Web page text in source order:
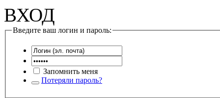
ВХОД
Введите ваш логин и пароль:
Запомнить меня
Потеряли пароль?